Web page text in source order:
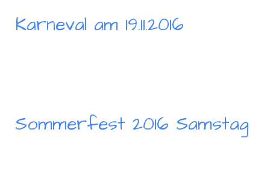
Karneval am 19.11.2016
Sommerfest 2016 Samstag